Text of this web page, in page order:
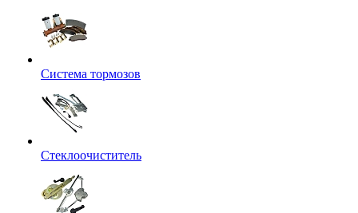
Система тормозов
Стеклоочиститель